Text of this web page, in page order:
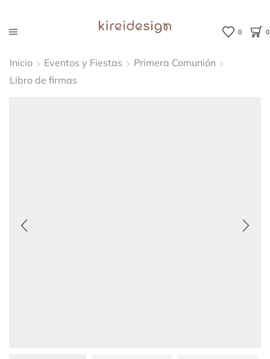
0 0
Inicio Eventos y Fiestas
Primera Comunión
Libro de firmas